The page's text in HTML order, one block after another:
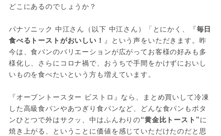
どこにあるのでしょうか？
パナソニック 中江さん（以下 中江さん）「とにかく、『毎日
食べるトーストがおいしい！ 』という声をいただきます。昨
今は、食パンのバリエーションが広がってお客様の好みも多
様化し、さらにコロナ禍で、おうちで手間をかけずにおいし
いものを食べたいという方も増えています。
『オーブントースター ビストロ』なら、まとめ買いして冷凍
した高級食パンやあつぎり食パンなど、どんな食パンもボタ
ンひとつで外はサクッ、中はふんわりの“黄金比トースト”に
焼き上がる、ということに価値を感じていただけたのだと思